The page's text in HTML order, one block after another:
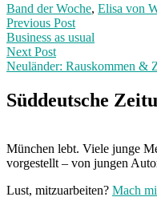
Band der Woche, Elisa von
Post
navigation
Previous PostPrevious
post:
Business as usual
Next Post
Neuländer: Rauskommen &
Post:
Süddeutsche
München lebt. Viele junge
vorgestellt – von jungen
Lust, mitzuarbeiten? Mach